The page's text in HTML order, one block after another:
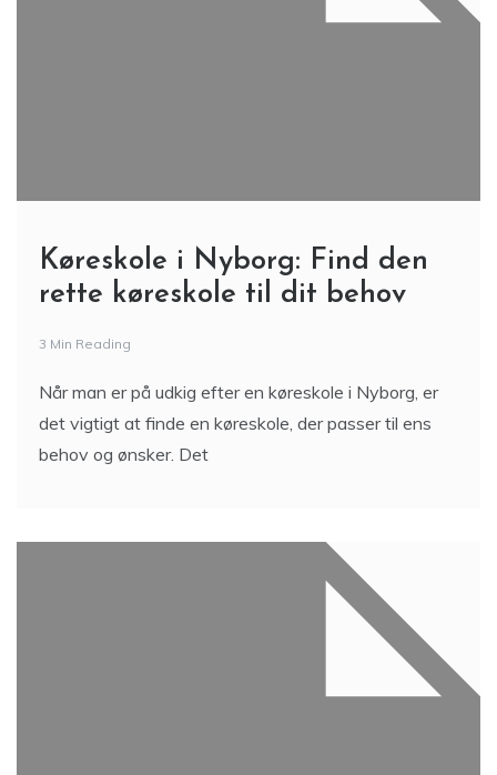
Køreskole i Nyborg: Find den
rette køreskole til dit behov
3 Min Reading
Når man er på udkig efter en køreskole i Nyborg, er
det vigtigt at finde en køreskole, der passer til ens
behov og ønsker. Det